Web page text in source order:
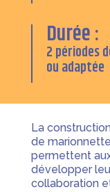
Durée :
2 périodes
ou adaptée
La
de
permettent
développer
collaboration